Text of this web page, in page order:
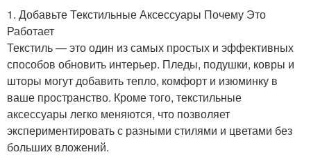
1. Добавьте Текстильные Аксессуары Почему Это
Работает
Текстиль — это один из самых простых и эффективных
способов обновить интерьер. Пледы, подушки, ковры и
шторы могут добавить тепло, комфорт и изюминку в
ваше пространство. Кроме того, текстильные
аксессуары легко меняются, что позволяет
экспериментировать с разными стилями и цветами без
больших вложений.